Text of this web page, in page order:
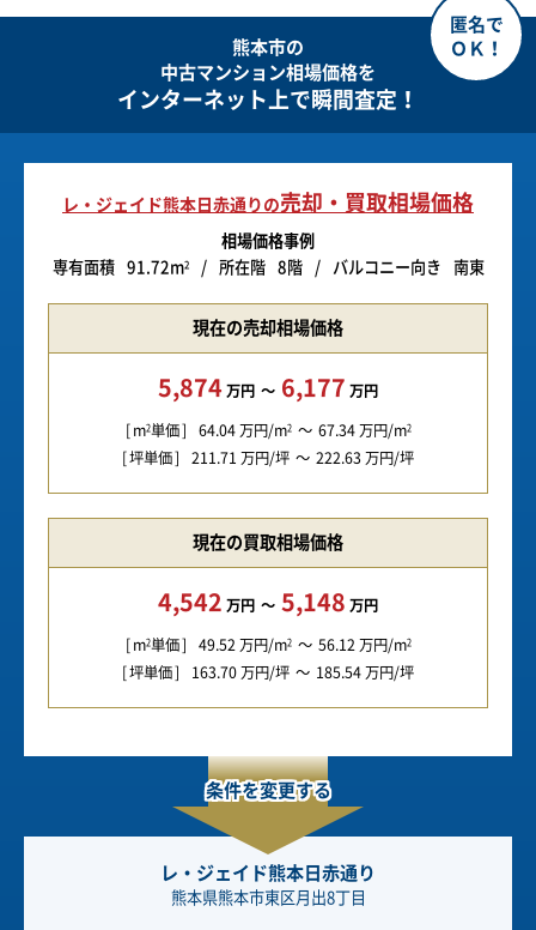
熊本市の
中古マンション相場価格を
インターネット上で瞬間査定！
レ・ジェイド熊本日赤通りの売却・買取相場価格
相場価格事例
専有面積
91.72m2 所在階 8階 バルコニー向き 南東
現在の売却相場価格
5,874 万円 6,177 万円
m2単価 64.04 万円/m2 67.34 万円/m2
坪単価 211.71 万円/坪 222.63 万円/坪
現在の買取相場価格
4,542 万円 5,148 万円
m2単価 49.52 万円/m2 56.12 万円/m2
坪単価 163.70 万円/坪 185.54 万円/坪
条件を変更する
レ・ジェイド熊本日赤通り
熊本県熊本市東区月出8丁目